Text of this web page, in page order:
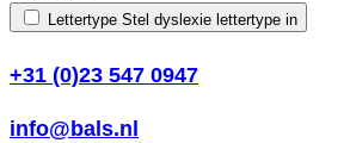
Lettertype Stel dyslexie lettertype in
+31 (0)23 547 0947
info@bals.nl